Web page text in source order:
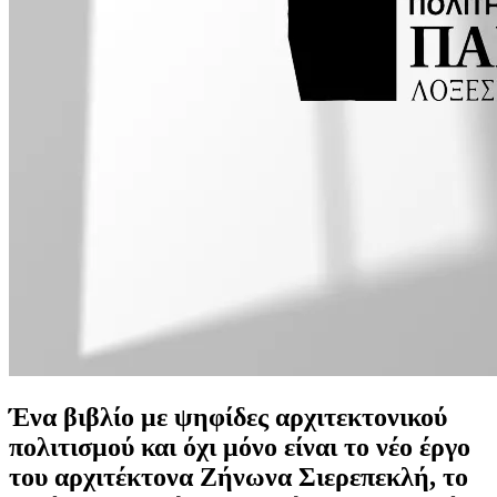
Ένα βιβλίο με ψηφίδες αρχιτεκτονικού
πολιτισμού και όχι μόνο είναι το νέο έργο
του αρχιτέκτονα Ζήνωνα Σιερεπεκλή, το